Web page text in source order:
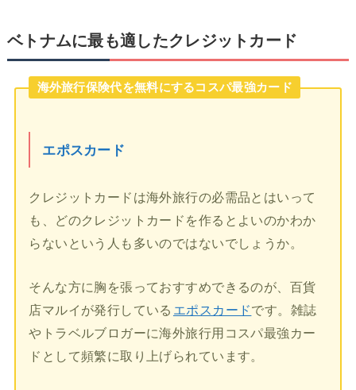
ベトナムに最も適したクレジットカード
海外旅行保険代を無料にするコスパ最強カード
エポスカード
クレジットカードは海外旅行の必需品とはいって
も、どのクレジットカードを作るとよいのかわか
らないという人も多いのではないでしょうか。
そんな方に胸を張っておすすめできるのが、百貨
店マルイが発行している エポスカードです。雑誌
やトラベルブロガーに海外旅行用コスパ最強カー
ドとして頻繁に取り上げられています。